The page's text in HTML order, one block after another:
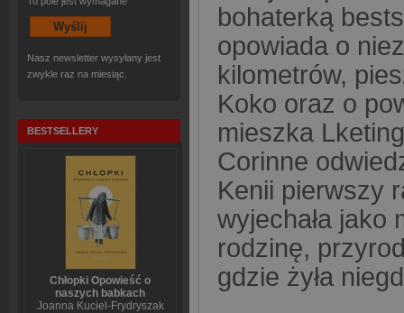
Nasz newsletter wysyłany jest
zwykle raz na miesiąc.
BESTSELLERY
Chłopki Opowieść o
naszych babkach
Joanna Kuciel-Frydryszak
bohaterką
opowiada o
kilometrów,
Koko oraz o
mieszka
Corinne
Kenii pierwszy
wyjechała jako
rodzinę,
gdzie żyła